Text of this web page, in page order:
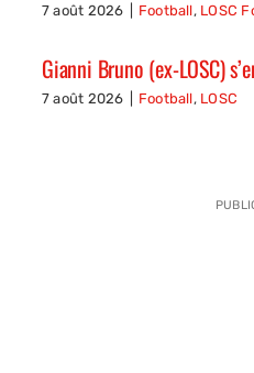
7 août 2026 Football, LOSC
Gianni Bruno (ex-LOSC)
7 août 2026 Football, LOSC